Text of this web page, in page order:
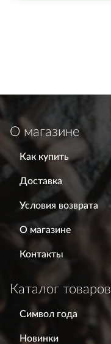
О магазине
Как купить
Доставка
Условия возврата
О магазине
Контакты
Каталог товаров
Символ года
Новинки